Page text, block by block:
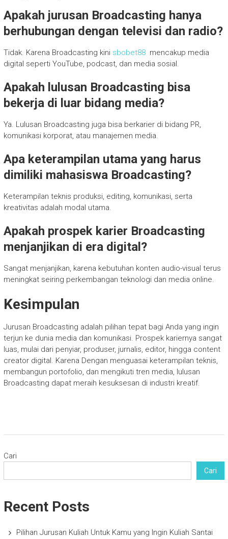
Apakah jurusan Broadcasting hanya
berhubungan dengan televisi dan radio?
Tidak. Karena Broadcasting kini sbobet88mencakup media
digital seperti YouTube, podcast, dan media sosial.
Apakah lulusan Broadcasting bisa
bekerja di luar bidang media?
Ya. Lulusan Broadcasting juga bisa berkarier di bidang PR,
komunikasi korporat, atau manajemen media.
Apa keterampilan utama yang harus
dimiliki mahasiswa Broadcasting?
Keterampilan teknis produksi, editing, komunikasi, serta
kreativitas adalah modal utama.
Apakah prospek karier Broadcasting
menjanjikan di era digital?
Sangat menjanjikan, karena kebutuhan konten audio-visual terus
meningkat seiring perkembangan teknologi dan media online.
Kesimpulan
Jurusan Broadcasting adalah pilihan tepat bagi Anda yang ingin
terjun ke dunia media dan komunikasi. Prospek kariernya sangat
luas, mulai dari penyiar, produser, jurnalis, editor, hingga content
creator digital. Karena Dengan menguasai keterampilan teknis,
membangun portofolio, dan mengikuti tren media, lulusan
Broadcasting dapat meraih kesuksesan di industri kreatif.
Cari
Cari
Recent Posts
Pilihan Jurusan Kuliah Untuk Kamu yang Ingin Kuliah Santai